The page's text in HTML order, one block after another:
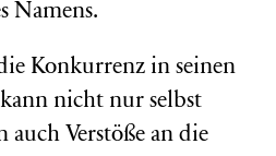
Namens.
Konkurrenz in seinen
nicht nur selbst
auch Verstöße an die